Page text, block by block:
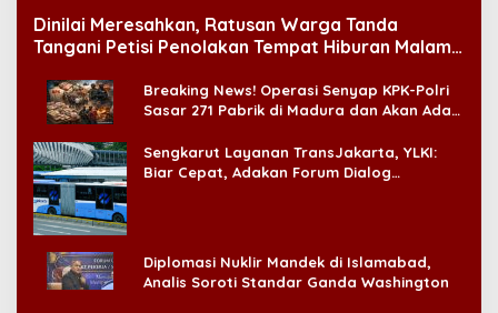
Dinilai Meresahkan, Ratusan Warga Tanda
Tangani Petisi Penolakan Tempat Hiburan Malam
Breaking News! Operasi Senyap KPK-Polri
Sasar 271 Pabrik di Madura dan Akan Ada
Sengkarut Layanan TransJakarta, YLKI:
Biar Cepat, Adakan Forum Dialog
Diplomasi Nuklir Mandek di Islamabad,
Analis Soroti Standar Ganda Washington